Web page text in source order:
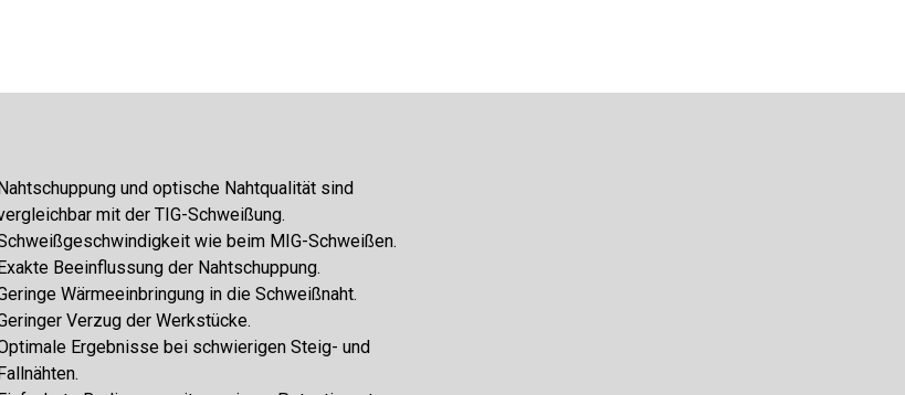
und optische Nahtqualität sind
mit der TIG-Schweißung.
wie beim MIG-Schweißen.
Beeinflussung der Nahtschuppung.
Wärmeeinbringung in die Schweißnaht.
Verzug der Werkstücke.
Ergebnisse bei schwierigen Steig- und